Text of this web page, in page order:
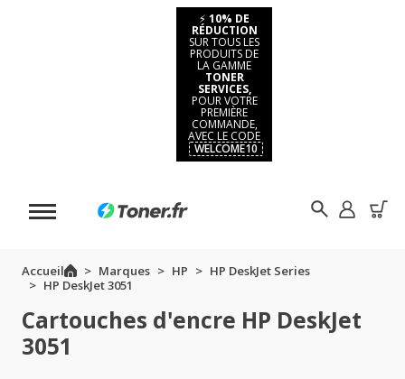
⚡ 10% DE
RÉDUCTION
SUR TOUS LES
PRODUITS DE
LA GAMME
TONER
SERVICES,
POUR VOTRE
PREMIÈRE
COMMANDE,
AVEC LE CODE
WELCOME10
Accueil Marques HP
HP DeskJet Series
HP DeskJet 3051
Cartouches d'encre HP DeskJet
3051